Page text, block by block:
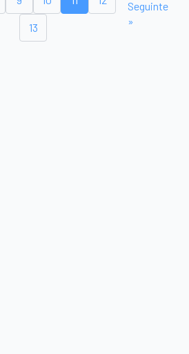
13
Seguinte
»